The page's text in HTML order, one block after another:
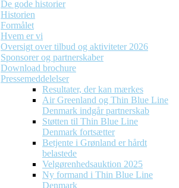
De gode historier
Historien
Formålet
Hvem er vi
Oversigt over tilbud og aktiviteter 2026
Sponsorer og partnerskaber
Download brochure
Pressemeddelelser
Resultater, der kan mærkes
Air Greenland og Thin Blue Line
Denmark indgår partnerskab
Støtten til Thin Blue Line
Denmark fortsætter
Betjente i Grønland er hårdt
belastede
Velgørenhedsauktion 2025
Ny formand i Thin Blue Line
Denmark